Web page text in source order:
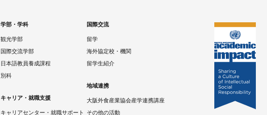
学部・学科
観光学部
国際交流学部
日本語教員養成課程
別科
キャリア・就職支援
キャリアセンター・就職サポート
国際交流
留学
海外協定校・機関
留学生紹介
地域連携
大阪外食産業協会産学連携講座
その他の活動